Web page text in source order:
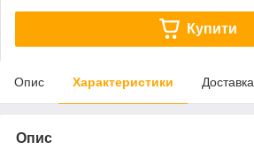
Купити
Опис Характеристики Доставка
Опис